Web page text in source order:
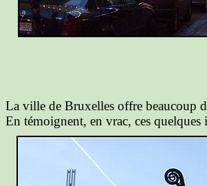
La ville de Bruxelles offre beaucoup
En témoignent, en vrac, ces quelques